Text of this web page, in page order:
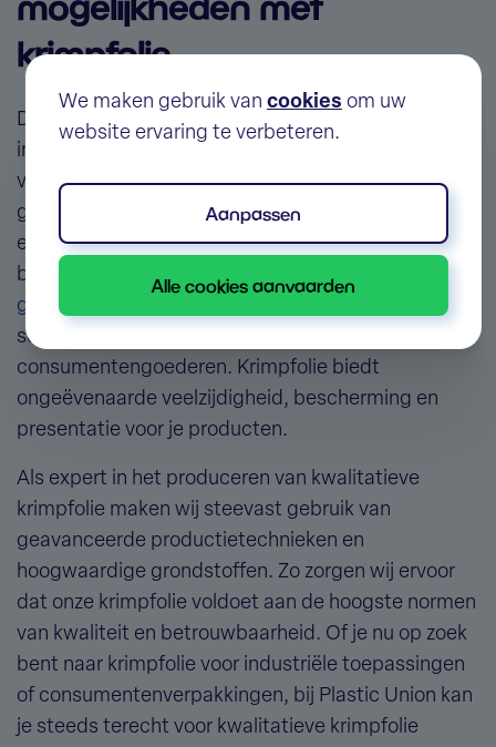
krimpfolie
De veelzijdigheid maakt krimpfolie
interessante verpakkingsfolie. Van het verpakken
van individuele producten tot het bundelen van
grote pallets, krimpfolie biedt steeds een efficiënte
en duurzame oplossing. De strakke en
beschermende aard maakt van
krimpfolie een heel
geschikte verpakkingsfolie
sectoren, waaronder voedsel, industrie en
consumentengoederen. Krimpfolie biedt
ongeëvenaarde veelzijdigheid, bescherming en
presentatie voor je producten.
Als expert in het produceren van kwalitatieve
krimpfolie maken wij steevast gebruik van
geavanceerde productietechnieken en
hoogwaardige grondstoffen. Zo zorgen wij ervoor
dat onze krimpfolie voldoet aan de hoogste normen
van kwaliteit en betrouwbaarheid. Of je nu op zoek
bent naar krimpfolie voor industriële toepassingen
of consumentenverpakkingen, bij Plastic Union kan
je steeds terecht voor kwalitatieve krimpfolie
We maken gebruik van cookies om uw
website ervaring te verbeteren.
Aanpassen
Alle cookies aanvaarden